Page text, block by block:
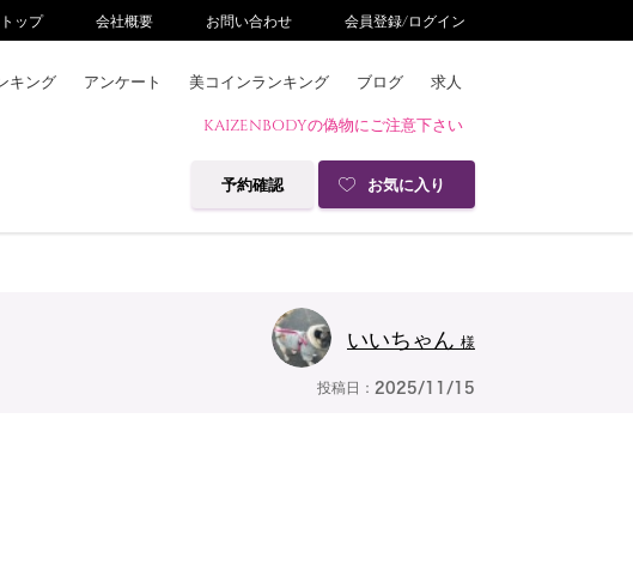
トップ 会社概要 お問い合わせ 会員登録/ログイン
キング アンケート 美コインランキング ブログ 求人
KAIZENBODYの偽物にご注意下さい
予約確認 お気に入り
いいちゃん 様
投稿日： 2025/11/15